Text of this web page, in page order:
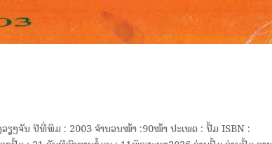
ງຈັນ ປີທີ່ພິມ : 2003 ຈຳນວນໜ້າ :90ໜ້າ ປະເພດ : ປື້ມ ISBN :